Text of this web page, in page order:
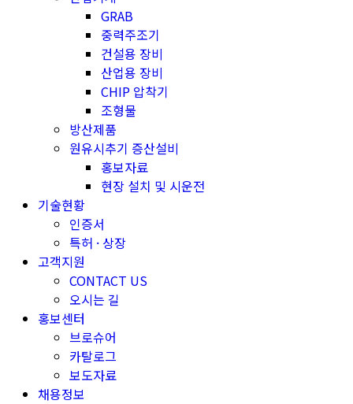
GRAB
중력주조기
건설용 장비
산업용 장비
CHIP 압착기
조형물
방산제품
원유시추기 증산설비
홍보자료
현장 설치 및 시운전
기술현황
인증서
특허 · 상장
고객지원
CONTACT US
오시는 길
홍보센터
브로슈어
카탈로그
보도자료
채용정보